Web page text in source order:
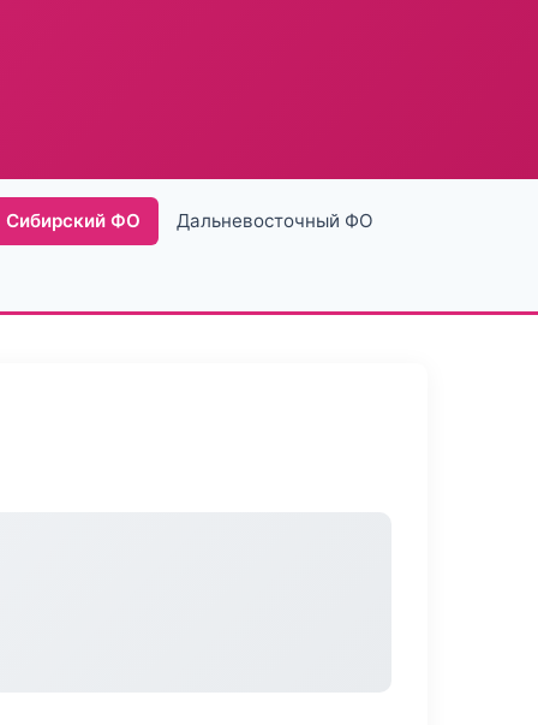
Сибирский ФО Дальневосточный ФО